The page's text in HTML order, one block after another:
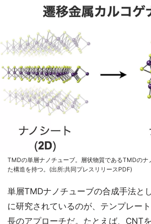
TMDの単層ナノチューブ。層状物質であるTMDのナ
た構造を持つ。(出所:共同プレスリリースPDF)
単層TMDナノチューブの合成手法と
に研究されているのが、テンプレー
長のアプローチだ。たとえば、CNT